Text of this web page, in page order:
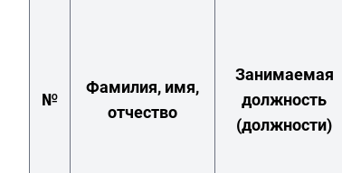
№
Фамилия, имя,
отчество
Занимаемая
должность
(должности)